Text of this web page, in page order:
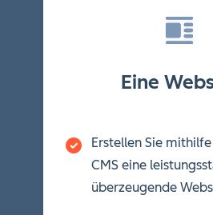
Eine
Erstellen Sie
CMS eine
überzeugende